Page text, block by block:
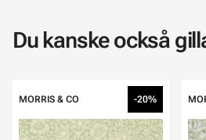
Du kanske också
MORRIS & CO -20%